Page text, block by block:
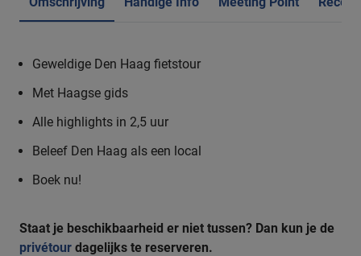
Geweldige Den Haag fietstour
Met Haagse gids
Alle highlights in 2,5 uur
Beleef Den Haag als een local
Boek nu!
Staat je beschikbaarheid er niet tussen? Dan kun je de
privétour dagelijks te reserveren.